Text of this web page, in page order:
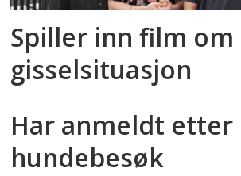
Spiller inn film om
gisselsituasjon
Har anmeldt etter
hundebesøk